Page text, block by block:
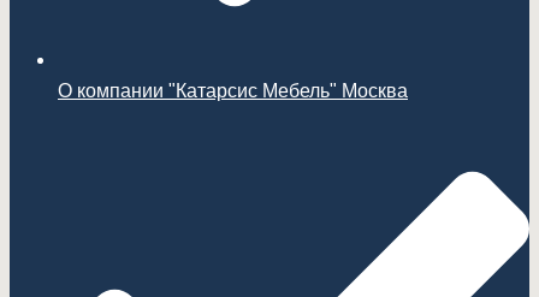
О компании "Катарсис Мебель" Москва